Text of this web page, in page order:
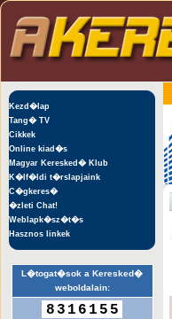
Kezd�lap
Tang� TV
Cikkek
Online kiad�s
Magyar Keresked� Klub
K�lf�ldi t�rslapjaink
C�gkeres�
�zleti Chat!
Weblapk�sz�t�s
Hasznos linkek
L�togat�sok a Keresked�
weboldalain:
8316155